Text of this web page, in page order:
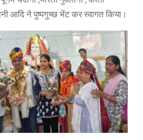
आदि ने पुष्पगुच्छ भेंट कर स्वागत किया।